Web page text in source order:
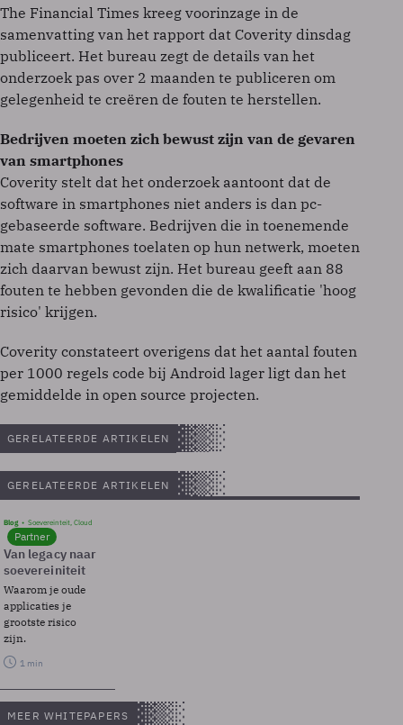
The Financial Times kreeg voorinzage in de
samenvatting van het rapport dat Coverity dinsdag
publiceert. Het bureau zegt de details van het
onderzoek pas over 2 maanden te publiceren om
gelegenheid te creëren de fouten te herstellen.
Bedrijven moeten zich bewust zijn van de gevaren
van smartphones
Coverity stelt dat het onderzoek aantoont dat de
software in smartphones niet anders is dan pc-
gebaseerde software. Bedrijven die in toenemende
mate smartphones toelaten op hun netwerk, moeten
zich daarvan bewust zijn. Het bureau geeft aan 88
fouten te hebben gevonden die de kwalificatie 'hoog
risico' krijgen.
Coverity constateert overigens dat het aantal fouten
per 1000 regels code bij Android lager ligt dan het
gemiddelde in open source projecten.
GERELATEERDE ARTIKELEN
GERELATEERDE ARTIKELEN
Blog Soevereinteit, Cloud
Partner
Van legacy naar
soevereiniteit
Waarom je oude
applicaties je
grootste risico
zijn.
1 min
MEER WHITEPAPERS